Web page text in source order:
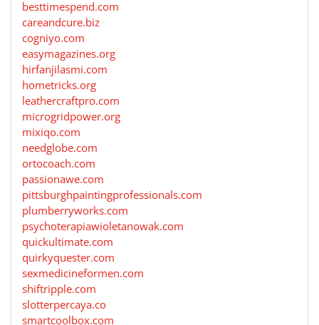
besttimespend.com
careandcure.biz
cogniyo.com
easymagazines.org
hirfanjilasmi.com
hometricks.org
leathercraftpro.com
microgridpower.org
mixiqo.com
needglobe.com
ortocoach.com
passionawe.com
pittsburghpaintingprofessionals.com
plumberryworks.com
psychoterapiawioletanowak.com
quickultimate.com
quirkyquester.com
sexmedicineformen.com
shiftripple.com
slotterpercaya.co
smartcoolbox.com